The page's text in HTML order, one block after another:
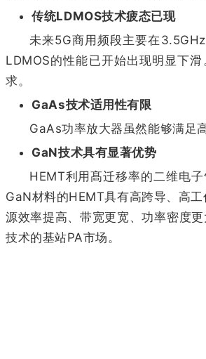
传统LDMOS技术疲态已现
未来5G商用频段主要在
LDMOS的性能已开始出现明显下
求。
GaAs技术适用性有限
GaAs功率放大器虽然能够满足
GaN技术具有显著优势
HEMT利用髙迁移率的二维电
GaN材料的HEMT具有高跨导、高
源效率提高、带宽更宽、功率密度
技术的基站PA市场。